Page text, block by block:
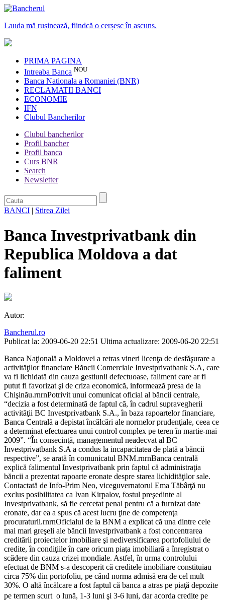
Lauda mă rușinează, fiindcă o cerșesc în ascuns.
PRIMA PAGINA
Intreaba Banca NOU
Banca Nationala a Romaniei (BNR)
RECLAMATII BANCI
ECONOMIE
IFN
Clubul Bancherilor
Clubul bancherilor
Profil bancher
Profil banca
Curs BNR
Search
Newsletter
BANCI | Stirea Zilei
Banca Investprivatbank din
Republica Moldova a dat
faliment
Autor:
Bancherul.ro
Publicat la: 2009-06-20 22:51 Ultima actualizare: 2009-06-20 22:51
Banca Naţională a Moldovei a retras vineri licenţa de desfăşurare a
activităţilor financiare Băncii Comerciale Investprivatbank S.A, care
va fi lichidată din cauza gestiunii defectuoase, faliment care ar fi
putut fi favorizat şi de criza economică, informează presa de la
Chişinău.rnrnPotrivit unui comunicat oficial al băncii centrale,
“decizia a fost determinată de faptul că, în cadrul supravegherii
activităţii BC Investprivatbank S.A., în baza rapoartelor financiare,
Banca Centrală a depistat încălcări ale normelor prudenţiale, ceea ce
a determinat efectuarea unui control complex pe teren în martie-mai
2009”. “În consecinţă, managementul neadecvat al BC
Investprivatbank S.A a condus la incapacitatea de plată a băncii
respective”, se arată în comunicatul BNM.rnrnBanca centrală
explică falimentul Investprivatbank prin faptul că administraţia
băncii a prezentat rapoarte eronate despre starea lichidităţilor sale.
Contactată de Info-Prim Neo, viceguvernatorul Ema Tăbârţă nu
exclus posibilitatea ca Ivan Kirpalov, fostul preşedinte al
Investprivatbank, să fie cercetat penal pentru că a furnizat date
eronate, dar ea a spus că acest lucru ţine de competenţa
procuraturii.rnrnOficialul de la BNM a explicat că una dintre cele
mai mari greşeli ale băncii Investprivatbank a fost concentrarea
creditării proiectelor imobiliare şi nediversificarea portofoliului de
credite, în condiţiile în care oricum piaţa imobiliară a înregistrat o
scădere din cauza crizei mondiale. Astfel, în urma controlului
efectuat de BNM s-a descoperit că creditele imobiliare constituiau
circa 75% din portofoliu, pe când norma admisă era de cel mult
30%. O altă încălcare a fost faptul că banca a atras pe piaţă depozite
pe termen scurt  o lună, 1-3 luni şi 3-6 luni, dar acorda credite pe